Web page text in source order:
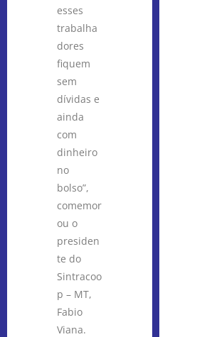
esses
trabalha
dores
fiquem
sem
dívidas e
ainda
com
dinheiro
no
bolso”,
comemor
ou o
presiden
te do
Sintracoo
p – MT,
Fabio
Viana.